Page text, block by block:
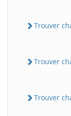
Trouver
Trouver
Trouver